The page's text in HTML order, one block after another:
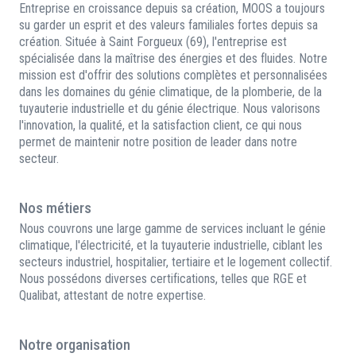
Entreprise en croissance depuis sa création, MOOS a toujours
su garder un esprit et des valeurs familiales fortes depuis sa
création. Située à Saint Forgueux (69), l'entreprise est
spécialisée dans la maîtrise des énergies et des fluides. Notre
mission est d'offrir des solutions complètes et personnalisées
dans les domaines du génie climatique, de la plomberie, de la
tuyauterie industrielle et du génie électrique. Nous valorisons
l'innovation, la qualité, et la satisfaction client, ce qui nous
permet de maintenir notre position de leader dans notre
secteur.
Nos métiers
Nous couvrons une large gamme de services incluant le génie
climatique, l'électricité, et la tuyauterie industrielle, ciblant les
secteurs industriel, hospitalier, tertiaire et le logement collectif.
Nous possédons diverses certifications, telles que RGE et
Qualibat, attestant de notre expertise.
Notre organisation